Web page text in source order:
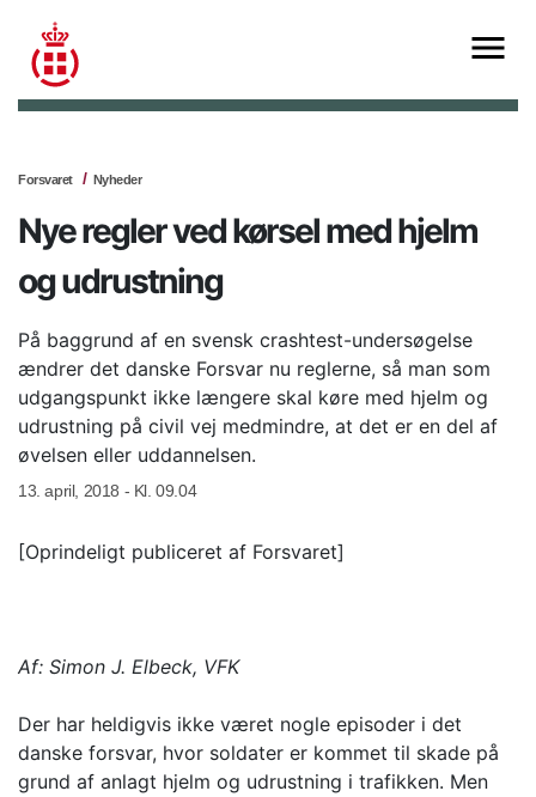
Forsvaret Nyheder
Nye regler ved kørsel med hjelm
og udrustning
På baggrund af en svensk crashtest-undersøgelse
ændrer det danske Forsvar nu reglerne, så man som
udgangspunkt ikke længere skal køre med hjelm og
udrustning på civil vej medmindre, at det er en del af
øvelsen eller uddannelsen.
13. april, 2018 - Kl. 09.04
[Oprindeligt publiceret af Forsvaret]
Af: Simon J. Elbeck, VFK
Der har heldigvis ikke været nogle episoder i det
danske forsvar, hvor soldater er kommet til skade på
grund af anlagt hjelm og udrustning i trafikken. Men